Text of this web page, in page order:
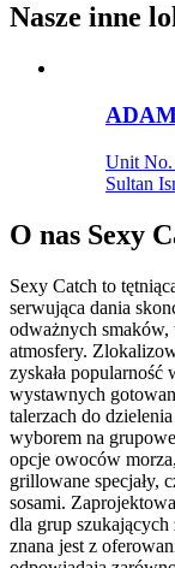
Nasze inne
Unit No.
Sultan
O nas Sexy
Sexy Catch to
serwująca dania
odważnych smaków,
atmosfery.
zyskała popularność
wystawnych
talerzach do
wyborem na
opcje owoców
grillowane specjały,
sosami.
dla grup szukających
znana jest z